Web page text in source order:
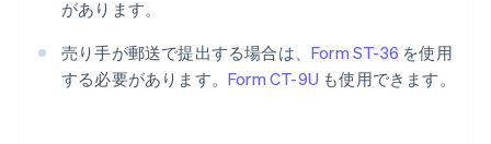
があります。
売り手が郵送で提出する場合は、 Form ST-36 を使用
する必要があります。 Form CT-9U も使用できます。